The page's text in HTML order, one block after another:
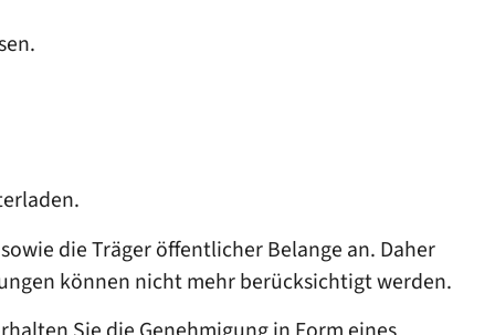
die Träger öffentlicher Belange an. Daher
können nicht mehr berücksichtigt werden.